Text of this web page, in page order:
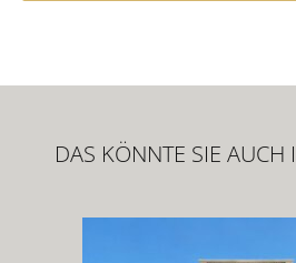
DAS KÖNNTE SIE AUCH